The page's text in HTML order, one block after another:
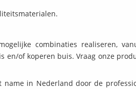
combinaties realiseren,
en/of koperen buis. Vraag onze
in Nederland door de